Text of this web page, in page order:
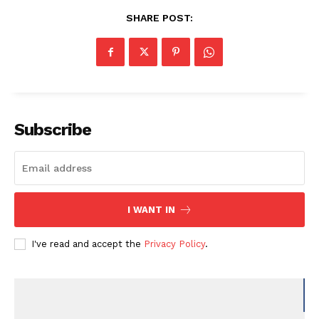
SHARE POST:
Subscribe
I WANT IN
I've read and accept the Privacy Policy.